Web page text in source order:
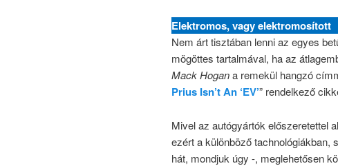
Elektromos, vagy elektromosított
Nem árt tisztában lenni az egyes
mögöttes tartalmával, ha az
Mack Hogana remekül hangzó
Prius Isn’t An ‘EV’” rendelkező
Mivel az autógyártók előszeretettel
ezért a különböző
hát, mondjuk úgy -, meglehetősen